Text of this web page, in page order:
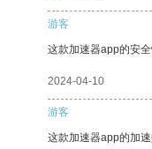
游客
这款加速器app的安
2024-04-10
游客
这款加速器app的加